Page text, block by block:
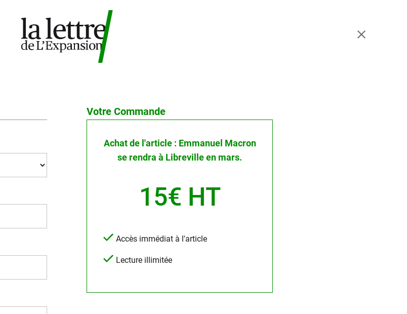
Votre Commande
Achat de l'article : Emmanuel Macron
se rendra à Libreville en mars.
15€ HT
Accès immédiat à l'article
Lecture illimitée